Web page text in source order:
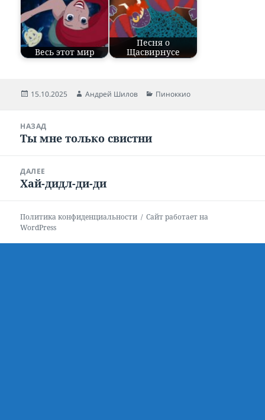
Весь этот мир
Песня о
Щасвирнусе
Опубликовано
15.10.2025 Автор
Андрей Шилов Рубрики
Пиноккио
записям
НАЗАД
Предыдущая
Ты мне только свистни
ДАЛЕЕ
Следующая
Хай-дидл-ди-ди
Политика конфиденциальности
Сайт работает на
WordPress